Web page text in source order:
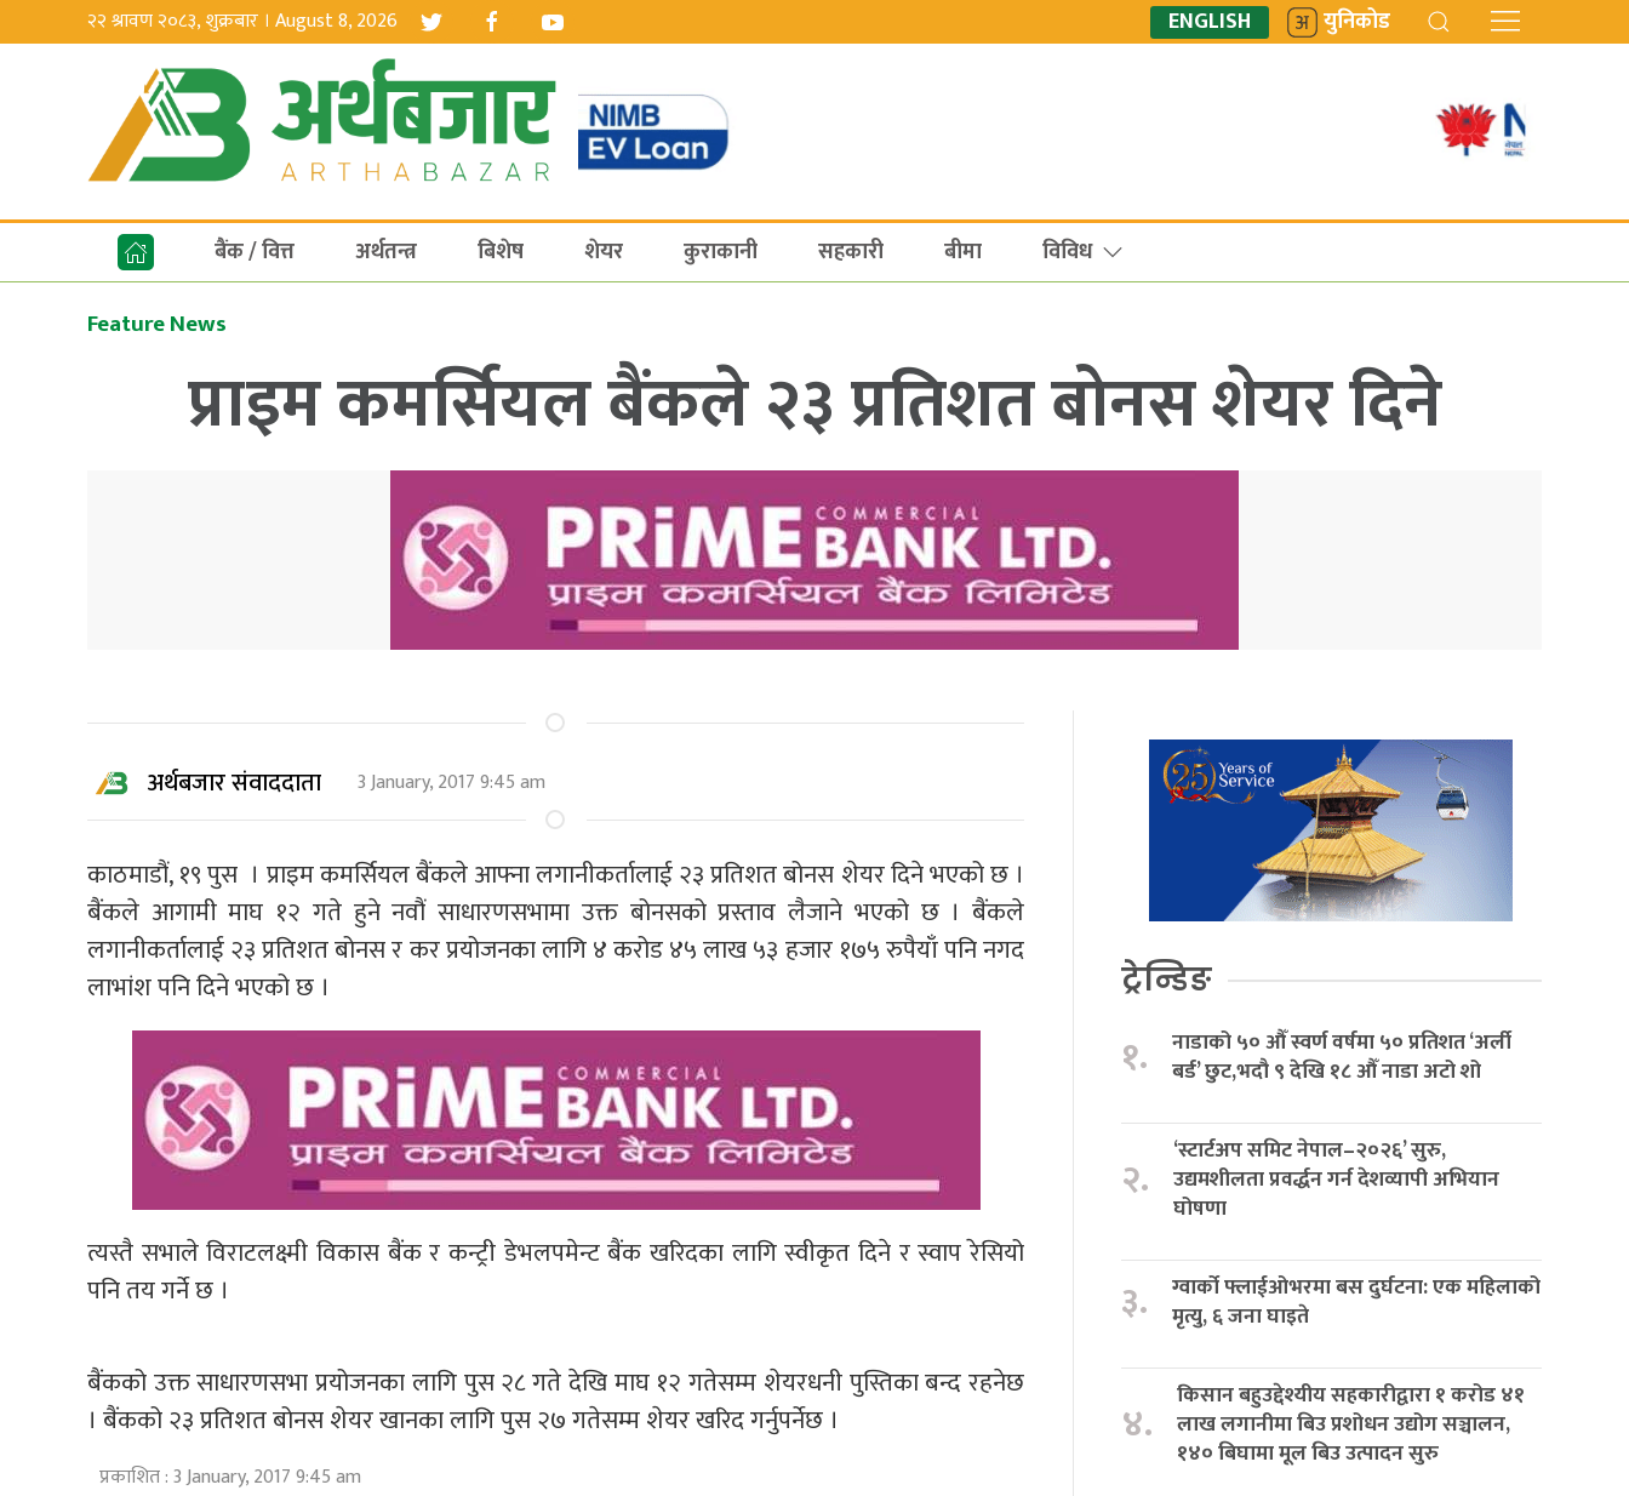
२२ श्रावण २०८३, शुक्रबार । August 8, 2026 ENGLISH युनिकोड
बैंक / वित्त अर्थतन्त्र बिशेष शेयर कुराकानी सहकारी बीमा विविध
Feature News
प्राइम कमर्सियल बैंकले २३ प्रतिशत बोनस शेयर दिने
अर्थबजार संवाददाता 3 January, 2017 9:45 am
काठमाडौं, १९ पुस । प्राइम कमर्सियल बैंकले आफ्ना लगानीकर्तालाई २३ प्रतिशत बोनस शेयर दिने भएको छ ।
बैंकले आगामी माघ १२ गते हुने नवौं साधारणसभामा उक्त बोनसको प्रस्ताव लैजाने भएको छ । बैंकले
लगानीकर्तालाई २३ प्रतिशत बोनस र कर प्रयोजनका लागि ४ करोड ४५ लाख ५३ हजार १७५ रुपैयाँ पनि नगद
लाभांश पनि दिने भएको छ ।
त्यस्तै सभाले विराटलक्ष्मी विकास बैंक र कन्ट्री डेभलपमेन्ट बैंक खरिदका लागि स्वीकृत दिने र स्वाप रेसियो
पनि तय गर्ने छ ।
बैंकको उक्त साधारणसभा प्रयोजनका लागि पुस २८ गते देखि माघ १२ गतेसम्म शेयरधनी पुस्तिका बन्द रहनेछ
। बैंकको २३ प्रतिशत बोनस शेयर खानका लागि पुस २७ गतेसम्म शेयर खरिद गर्नुपर्नेछ ।
प्रकाशित : 3 January, 2017 9:45 am
ट्रेन्डिङ
१.
नाडाको ५० औँ स्वर्ण वर्षमा ५० प्रतिशत ‘अर्ली
बर्ड’ छुट,भदौ ९ देखि १८ औँ नाडा अटो शो
२.
‘स्टार्टअप समिट नेपाल–२०२६’ सुरु,
उद्यमशीलता प्रवर्द्धन गर्न देशव्यापी अभियान
घोषणा
३.
ग्वार्को फ्लाईओभरमा बस दुर्घटना: एक महिलाको
मृत्यु, ६ जना घाइते
४.
किसान बहुउद्देश्यीय सहकारीद्वारा १ करोड ४१
लाख लगानीमा बिउ प्रशोधन उद्योग सञ्चालन,
१४० बिघामा मूल बिउ उत्पादन सुरु